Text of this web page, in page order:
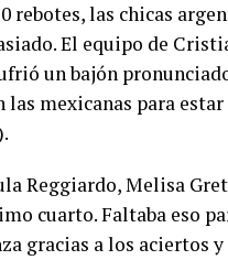
rebotes, las chicas
El equipo de
un bajón
las mexicanas para
Reggiardo, Melisa
cuarto. Faltaba eso
gracias a los aciertos